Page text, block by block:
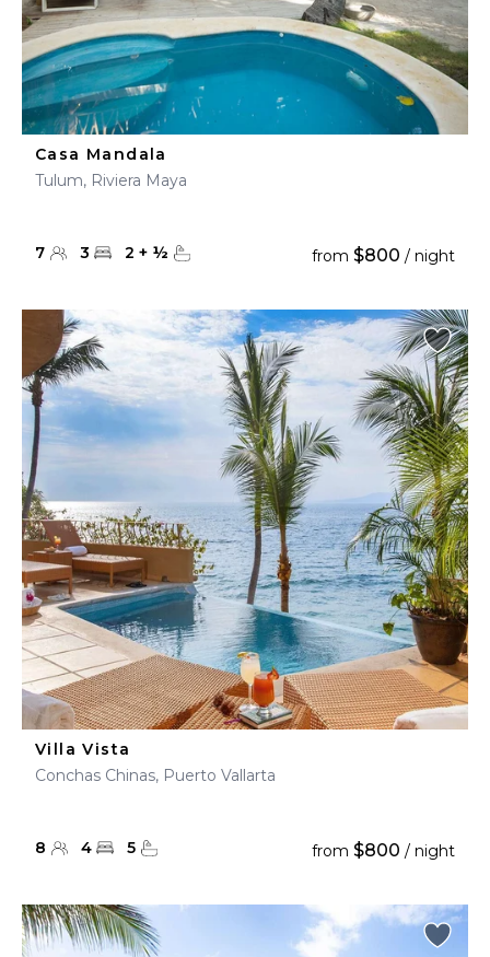
Casa Mandala
Tulum, Riviera Maya
7 3 2 + ½ from $800 / night
Villa Vista
Conchas Chinas, Puerto Vallarta
8 4 5 from $800 / night